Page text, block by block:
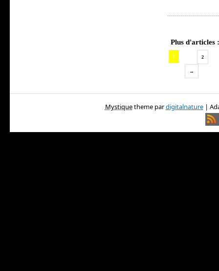
Plus d'articles
1 2
→
Mystiquetheme pardigitalnature|